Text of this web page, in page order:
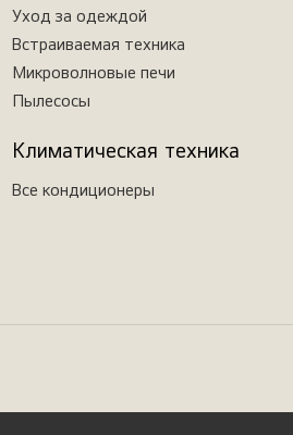
Уход за одеждой
Встраиваемая техника
Микроволновые печи
Пылесосы
Климатическая техника
Все кондиционеры